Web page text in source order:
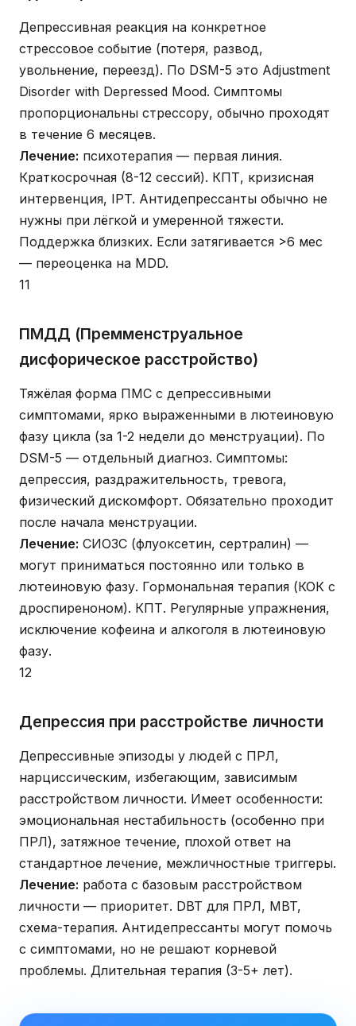
Депрессивная реакция на конкретное
стрессовое событие (потеря, развод,
увольнение, переезд). По DSM-5 это Adjustment
Disorder with Depressed Mood. Симптомы
пропорциональны стрессору, обычно проходят
в течение 6 месяцев.
Лечение: психотерапия — первая линия.
Краткосрочная (8-12 сессий). КПТ, кризисная
интервенция, IPT. Антидепрессанты обычно не
нужны при лёгкой и умеренной тяжести.
Поддержка близких. Если затягивается >6 мес
— переоценка на MDD.
11
ПМДД (Премменструальное
дисфорическое расстройство)
Тяжёлая форма ПМС с депрессивными
симптомами, ярко выраженными в лютеиновую
фазу цикла (за 1-2 недели до менструации). По
DSM-5 — отдельный диагноз. Симптомы:
депрессия, раздражительность, тревога,
физический дискомфорт. Обязательно проходит
после начала менструации.
Лечение: СИОЗС (флуоксетин, сертралин) —
могут приниматься постоянно или только в
лютеиновую фазу. Гормональная терапия (КОК с
дроспиреноном). КПТ. Регулярные упражнения,
исключение кофеина и алкоголя в лютеиновую
фазу.
12
Депрессия при расстройстве личности
Депрессивные эпизоды у людей с ПРЛ,
нарциссическим, избегающим, зависимым
расстройством личности. Имеет особенности:
эмоциональная нестабильность (особенно при
ПРЛ), затяжное течение, плохой ответ на
стандартное лечение, межличностные триггеры.
Лечение: работа с базовым расстройством
личности — приоритет. DBT для ПРЛ, MBT,
схема-терапия. Антидепрессанты могут помочь
с симптомами, но не решают корневой
проблемы. Длительная терапия (3-5+ лет).